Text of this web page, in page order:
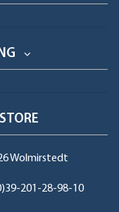
Wolmirstedt
201-28-98-10